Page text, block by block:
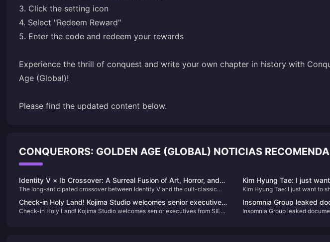
3. Click the setting icon
4. Select "Redeem Reward"
5. Enter the code and redeem your rewards
Experience the thrill of conquest and write your own chapter in history with
Age (Global)!
Please find the updated content below.
CONQUERORS: GOLDEN AGE (GLOBAL) NOTICIAS
Identity V × Ib Crossover: A Surreal Fusion of Art, Horror, and
Gameplay
The long-anticipated crossover between Identity V and the cult-classic
collaboration brings together the haunting aesthetics of Ib with the strategic
gameplay of Identity V, offering players a unique and immersive experience.
Kim Hyung Tae: I just
the game!
Kim Hyung Tae: I just want to
Check-in Holy Land! Kojima Studio welcomes senior executives
from SIE and “COD” developer to visit again
Check-in Holy Land! Kojima Studio welcomes senior executives from SIE
Insomnia Group leaked
millions of active users
Insomnia Group leaked